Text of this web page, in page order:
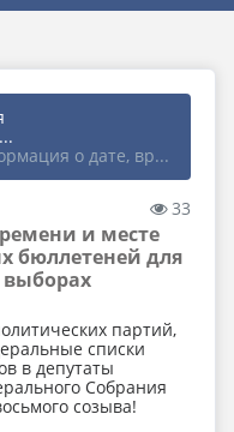
о дате, вр...
33
и месте
бюллетеней для
выборах
партий,
списки
в депутаты
Собрания
созыва!